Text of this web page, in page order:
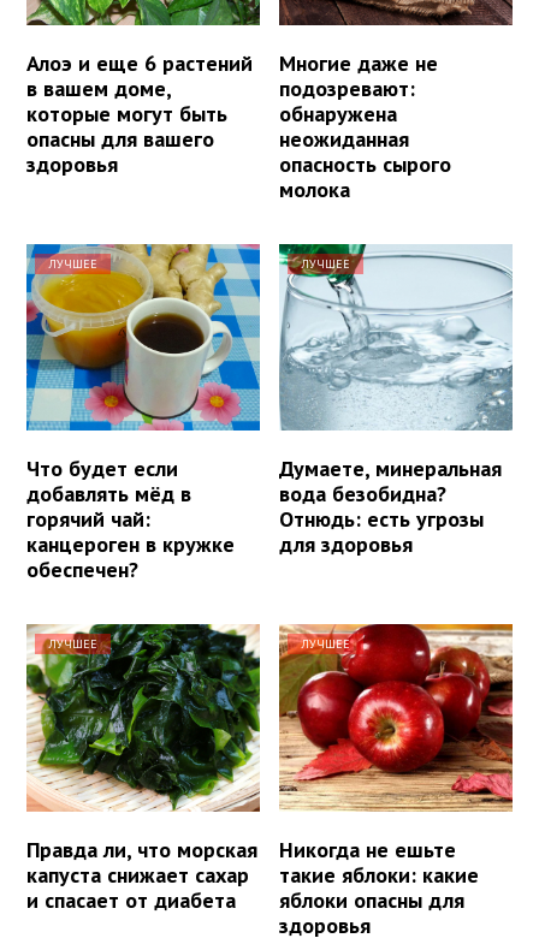
Алоэ и еще 6 растений
в вашем доме,
которые могут быть
опасны для вашего
здоровья
Многие даже не
подозревают:
обнаружена
неожиданная
опасность сырого
молока
ЛУЧШЕЕ
Что будет если
добавлять мёд в
горячий чай:
канцероген в кружке
обеспечен?
ЛУЧШЕЕ
Думаете, минеральная
вода безобидна?
Отнюдь: есть угрозы
для здоровья
ЛУЧШЕЕ
Правда ли, что морская
капуста снижает сахар
и спасает от диабета
ЛУЧШЕЕ
Никогда не ешьте
такие яблоки: какие
яблоки опасны для
здоровья